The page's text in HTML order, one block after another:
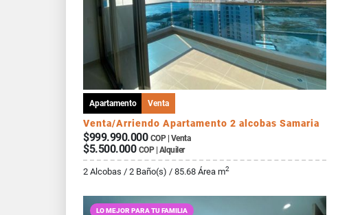
Apartamento Venta
Venta/Arriendo Apartamento 2 alcobas Samaria
$999.990.000 COP | Venta
$5.500.000 COP | Alquiler
2 Alcobas / 2 Baño(s) / 85.68 Área m2
LO MEJOR PARA TU FAMILIA